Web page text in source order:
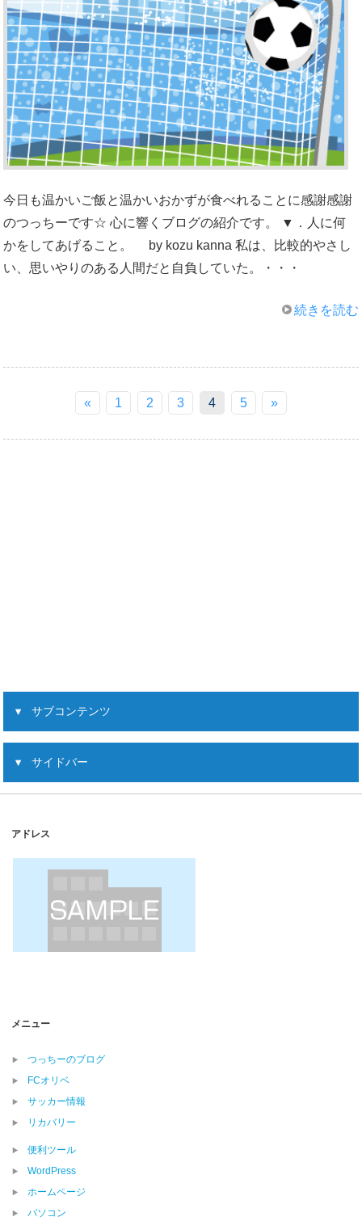
今日も温かいご飯と温かいおかずが食べれることに感謝感謝
のつっちーです☆ 心に響くブログの紹介です。 ▼．人に何
かをしてあげること。 by kozu kanna 私は、比較的やさし
い、思いやりのある人間だと自負していた。・・・
続きを読む
« 1 2 3 4 5 »
サブコンテンツ
サイドバー
アドレス
メニュー
つっちーのブログ
FCオリベ
サッカー情報
リカバリー
便利ツール
WordPress
ホームページ
パソコン